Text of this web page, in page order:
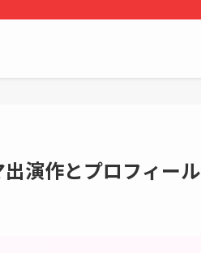
演作とプロフィール